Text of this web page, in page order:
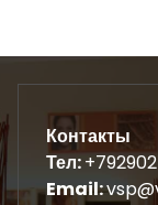
Контакты
Тел:
Email: